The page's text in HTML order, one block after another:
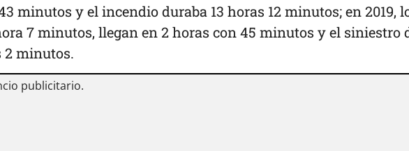
minutos y el incendio duraba 13 horas 12 minutos; en 2019,
7 minutos, llegan en 2 horas con 45 minutos y el siniestro
2 minutos.